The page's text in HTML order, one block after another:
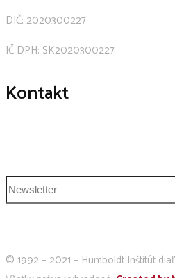
DIČ: 2020300227
IČ DPH: SK2020300227
Kontakt
© 1992 – 2021 – Humboldt Inštitút